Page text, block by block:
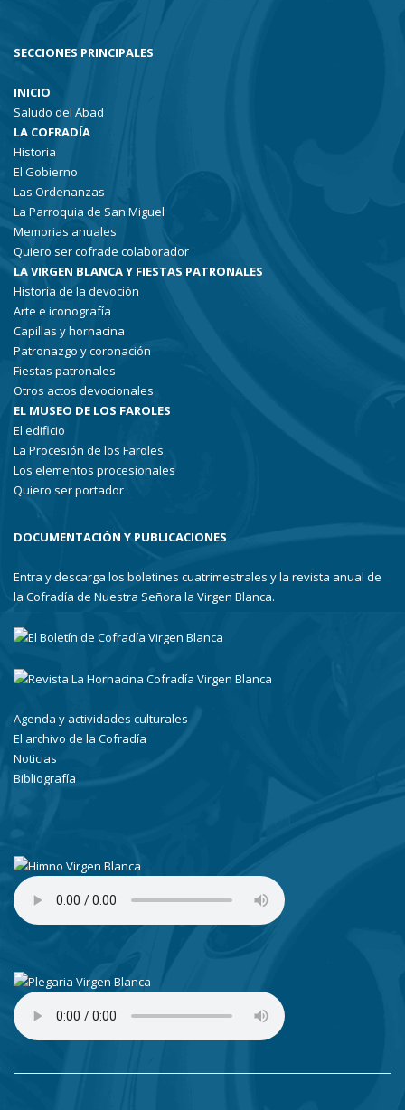
SECCIONES PRINCIPALES
INICIO
Saludo del Abad
LA COFRADÍA
Historia
El Gobierno
Las Ordenanzas
La Parroquia de San Miguel
Memorias anuales
Quiero ser cofrade colaborador
LA VIRGEN BLANCA Y FIESTAS PATRONALES
Historia de la devoción
Arte e iconografía
Capillas y hornacina
Patronazgo y coronación
Fiestas patronales
Otros actos devocionales
EL MUSEO DE LOS FAROLES
El edificio
La Procesión de los Faroles
Los elementos procesionales
Quiero ser portador
DOCUMENTACIÓN Y PUBLICACIONES
Entra y descarga los boletines cuatrimestrales y la revista anual de
la Cofradía de Nuestra Señora la Virgen Blanca.
Agenda y actividades culturales
El archivo de la Cofradía
Noticias
Bibliografía